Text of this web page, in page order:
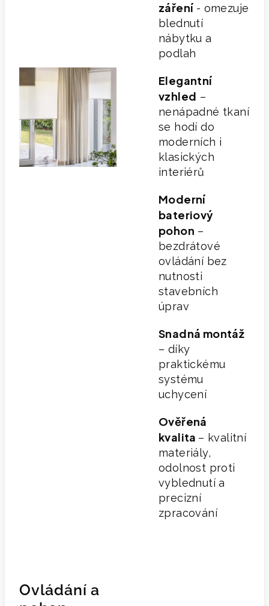
záření- omezuje
blednutí
nábytku a
podlah
Elegantní
vzhled –
nenápadné tkaní
se hodí do
moderních i
klasických
interiérů
Moderní
bateriový
pohon –
bezdrátové
ovládání bez
nutnosti
stavebních
úprav
Snadná montáž
– díky
praktickému
systému
uchycení
Ověřená
kvalita – kvalitní
materiály,
odolnost proti
vyblednutí a
precizní
zpracování
Ovládání a